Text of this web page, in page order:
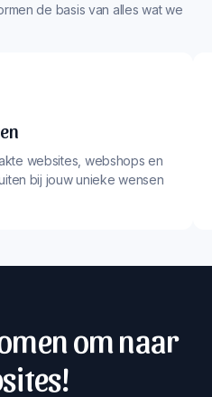
de basis van alles wat we
websites, webshops en
bij jouw unieke wensen
om naar